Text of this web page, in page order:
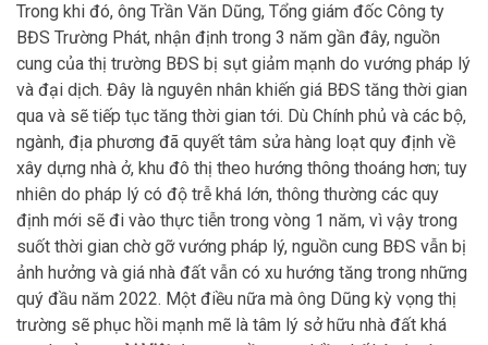
Trong khi đó, ông Trần Văn Dũng, Tổng giám đốc Công ty
BĐS Trường Phát, nhận định trong 3 năm gần đây, nguồn
cung của thị trường BĐS bị sụt giảm mạnh do vướng pháp lý
và đại dịch. Đây là nguyên nhân khiến giá BĐS tăng thời gian
qua và sẽ tiếp tục tăng thời gian tới. Dù Chính phủ và các bộ,
ngành, địa phương đã quyết tâm sửa hàng loạt quy định về
xây dựng nhà ở, khu đô thị theo hướng thông thoáng hơn; tuy
nhiên do pháp lý có độ trễ khá lớn, thông thường các quy
định mới sẽ đi vào thực tiễn trong vòng 1 năm, vì vậy trong
suốt thời gian chờ gỡ vướng pháp lý, nguồn cung BĐS vẫn bị
ảnh hưởng và giá nhà đất vẫn có xu hướng tăng trong những
quý đầu năm 2022. Một điều nữa mà ông Dũng kỳ vọng thị
trường sẽ phục hồi mạnh mẽ là tâm lý sở hữu nhà đất khá